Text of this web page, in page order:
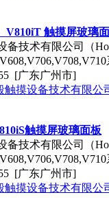
V810iT 触摸屏玻璃
备技术有限公司（
[广东广州市]
触摸设备技术有限公
触摸屏玻璃面板
备技术有限公司（
[广东广州市]
触摸设备技术有限公